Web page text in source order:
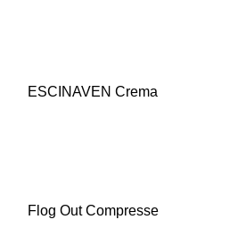
ESCINAVEN Crema
Flog Out Compresse